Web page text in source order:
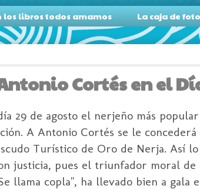
los libros todos amamos La caja de
Cortés en el
29 de agosto el nerjeño más
A Antonio Cortés se le
Turístico de Oro de Nerja. Así
justicia, pues el triunfador moral de
llama copla", ha llevado bien a